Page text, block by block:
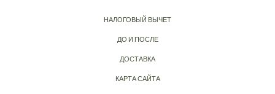
НАЛОГОВЫЙ ВЫЧЕТ
ДО И ПОСЛЕ
ДОСТАВКА
КАРТА САЙТА